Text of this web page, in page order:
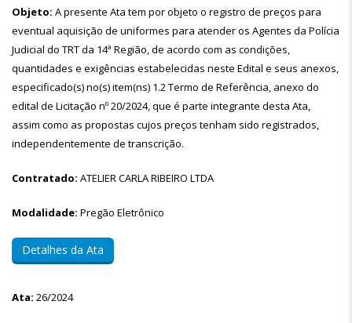
Objeto: A presente Ata tem por objeto o registro de preços para
eventual aquisição de uniformes para atender os Agentes da Polícia
Judicial do TRT da 14ª Região, de acordo com as condições,
quantidades e exigências estabelecidas neste Edital e seus anexos,
especificado(s) no(s) item(ns) 1.2 Termo de Referência, anexo do
edital de Licitação nº 20/2024, que é parte integrante desta Ata,
assim como as propostas cujos preços tenham sido registrados,
independentemente de transcrição.
Contratado: ATELIER CARLA RIBEIRO LTDA
Modalidade: Pregão Eletrônico
Detalhes da Ata
Ata: 26/2024